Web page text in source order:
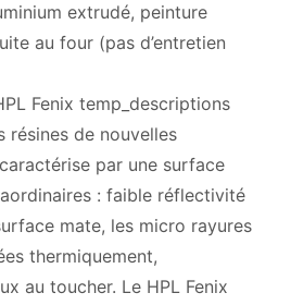
extrudé, peinture
au four (pas d’entretien
Fenix temp_descriptions
résines de nouvelles
par une surface
: faible réflectivité
mate, les micro rayures
thermiquement,
au toucher. Le HPL Fenix